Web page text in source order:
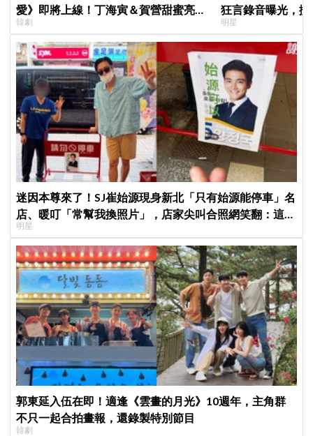
愛》即將上線！丁海寅＆賀營甜蜜亮相
製作發表會，甜蜜CP化學反應引期待
韓劇
狂言錄音曝光，
證金、糾紛再升級
明星
迷因本尊來了！SJ崔始源現身新北「只有始源能停車」名
店、暖叮「常幫我換照片」，店家尖叫合照網笑翻：這輩
子不能脫粉了
明星
郭東延入伍在即！適逢《雲畫的月光》10週年，主角群
不只一起合拍畫報，還錄製特別節目
韓劇